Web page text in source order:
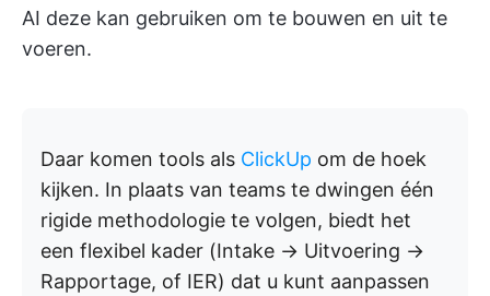
AI deze kan gebruiken om te bouwen en uit te
voeren.
Daar komen tools als ClickUp om de hoek
kijken. In plaats van teams te dwingen één
rigide methodologie te volgen, biedt het
een flexibel kader (Intake → Uitvoering →
Rapportage, of IER) dat u kunt aanpassen